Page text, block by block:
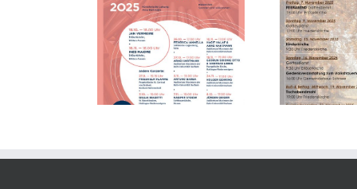
Gottesdienste im
November